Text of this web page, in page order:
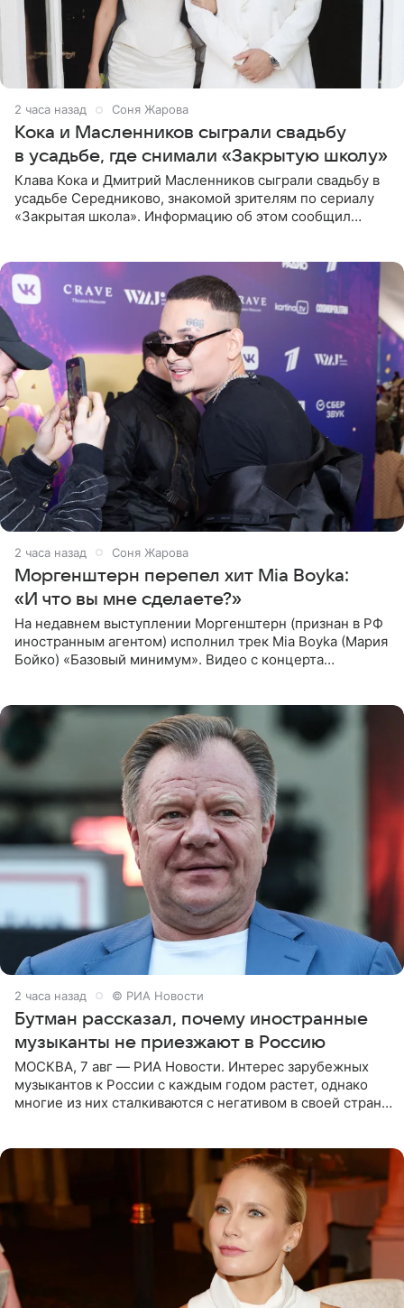
2 часа назад Соня Жарова
Кока и Масленников сыграли свадьбу
в усадьбе, где снимали «Закрытую школу»
Клава Кока и Дмитрий Масленников сыграли свадьбу в
усадьбе Середниково, знакомой зрителям по сериалу
«Закрытая школа». Информацию об этом сообщил
2 часа назад Соня Жарова
Моргенштерн перепел хит Mia Boyka:
«И что вы мне сделаете?»
На недавнем выступлении Моргенштерн (признан в РФ
иностранным агентом) исполнил трек Mia Boyka (Мария
Бойко) «Базовый минимум». Видео с концерта
2 часа назад © РИА Новости
Бутман рассказал, почему иностранные
музыканты не приезжают в Россию
МОСКВА, 7 авг — РИА Новости. Интерес зарубежных
музыкантов к России с каждым годом растет, однако
многие из них сталкиваются с негативом в своей стране